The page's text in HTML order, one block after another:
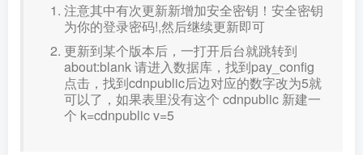
注意其中有次更新新增加安全密钥！安全密钥
为你的登录密码!,然后继续更新即可
更新到某个版本后，一打开后台就跳转到
about:blank 请进入数据库，找到pay_config
点击，找到cdnpublic后边对应的数字改为5就
可以了，如果表里没有这个 cdnpublic 新建一
个 k=cdnpublic v=5